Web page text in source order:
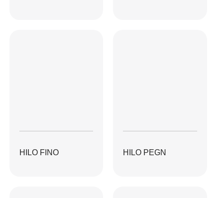
HILO FINO HILO PEGN